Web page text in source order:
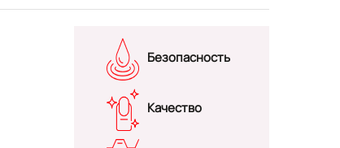
Безопасность
Качество